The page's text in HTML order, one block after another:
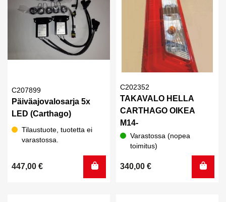
C207899
Päiväajovalosarja 5x
LED (Carthago)
Tilaustuote, tuotetta ei
varastossa.
447,00 €
C202352
TAKAVALO HELLA
CARTHAGO OIKEA
M14-
Varastossa (nopea
toimitus)
340,00 €